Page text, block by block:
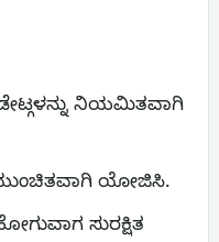
ನಿಯಮಿತವಾಗಿ
ಯೋಜಿಸಿ.
ಸುರಕ್ಷಿತ